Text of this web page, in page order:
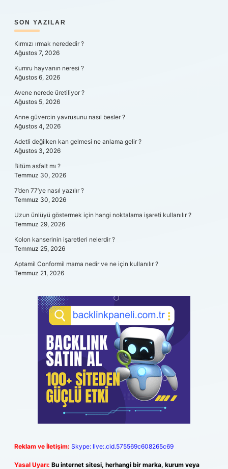
SIDEBAR
SON YAZILAR
Kırmızı ırmak nerededir ?
Ağustos 7, 2026
Kumru hayvanın neresi ?
Ağustos 6, 2026
Avene nerede üretiliyor ?
Ağustos 5, 2026
Anne güvercin yavrusunu nasıl besler ?
Ağustos 4, 2026
Adetli değilken kan gelmesi ne anlama gelir ?
Ağustos 3, 2026
Bitüm asfalt mı ?
Temmuz 30, 2026
7’den 77’ye nasıl yazılır ?
Temmuz 30, 2026
Uzun ünlüyü göstermek için hangi noktalama işareti kullanılır ?
Temmuz 29, 2026
Kolon kanserinin işaretleri nelerdir ?
Temmuz 25, 2026
Aptamil Conformil mama nedir ve ne için kullanılır ?
Temmuz 21, 2026
Reklam ve İletişim: Skype: live:.cid.575569c608265c69
Yasal Uyarı: Bu internet sitesi, herhangi bir marka, kurum veya